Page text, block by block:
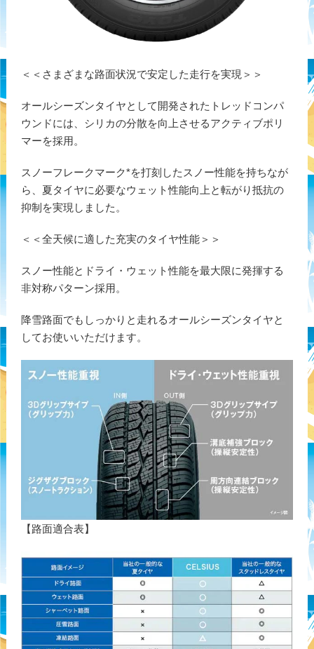
＜＜さまざまな路面状況で安定した走行を実現＞＞
オールシーズンタイヤとして開発されたトレッドコンパ
ウンドには、シリカの分散を向上させるアクティブポリ
マーを採用。
スノーフレークマーク*を打刻したスノー性能を持ちなが
ら、夏タイヤに必要なウェット性能向上と転がり抵抗の
抑制を実現しました。
＜＜全天候に適した充実のタイヤ性能＞＞
スノー性能とドライ・ウェット性能を最大限に発揮する
非対称パターン採用。
降雪路面でもしっかりと走れるオールシーズンタイヤと
してお使いいただけます。
【路面適合表】